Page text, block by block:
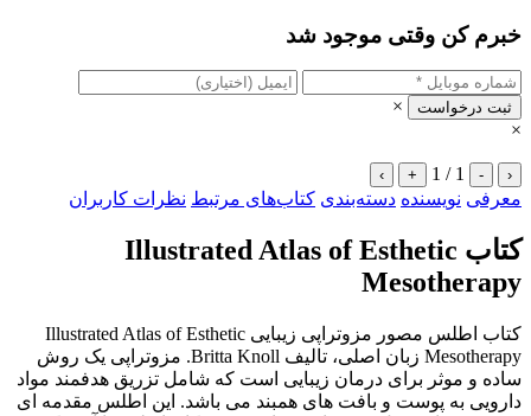
خبرم کن وقتی موجود شد
ثبت درخواست
×
×
‹
-
1 / 1
+
›
معرفی نویسنده دسته‌بندی کتاب‌های مرتبط نظرات کاربران
کتاب Illustrated Atlas of Esthetic
Mesotherapy
کتاب اطلس مصور مزوتراپی زیبایی Illustrated Atlas of Esthetic
Mesotherapy زبان اصلی، تالیف Britta Knoll. مزوتراپی یک روش
ساده و موثر برای درمان زیبایی است که شامل تزریق هدفمند مواد
دارویی به پوست و بافت های همبند می باشد. این اطلس مقدمه ای